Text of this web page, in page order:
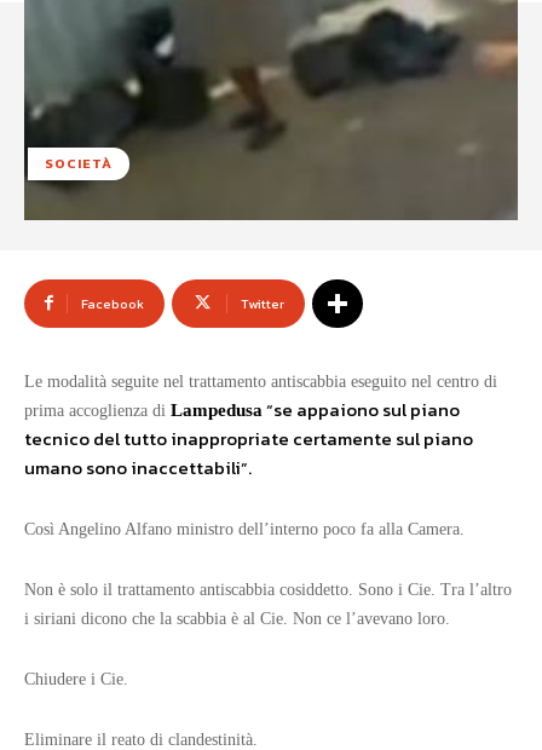
SOCIETÀ
Facebook Twitter
Le modalità seguite nel trattamento antiscabbia eseguito nel centro di
prima accoglienza di Lampedusa “se appaiono sul piano
tecnico del tutto inappropriate certamente sul piano
umano sono inaccettabili”.
Così Angelino Alfano ministro dell’interno poco fa alla Camera.
Non è solo il trattamento antiscabbia cosiddetto. Sono i Cie. Tra l’altro
i siriani dicono che la scabbia è al Cie. Non ce l’avevano loro.
Chiudere i Cie.
Eliminare il reato di clandestinità.